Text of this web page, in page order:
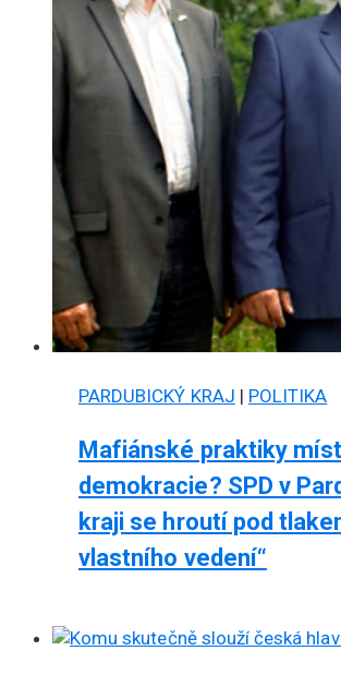
PARDUBICKÝ KRAJ | POLITIKA
Mafiánské praktiky
demokracie? SPD v
kraji se hroutí pod
vlastního vedení“